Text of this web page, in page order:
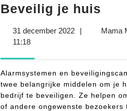
Beveilig je huis
31 december 202231| Mama
11:18
Alarmsystemen en
twee belangrijke middelen om je
bedrijf te beveiligen. Ze helpen
of andere ongewenste bezoekers